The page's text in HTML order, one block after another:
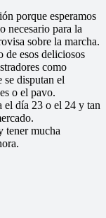
porque esperamos
necesario para la
sobre la marcha.
de esos deliciosos
como
se disputan el
o el pavo.
el día 23 o el 24 y tan
tener mucha